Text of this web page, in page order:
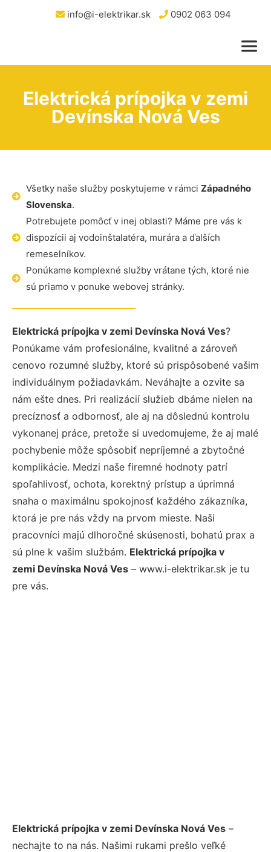
info@i-elektrikar.sk 0902 063 094
Elektrická prípojka v zemi
Devínska Nová Ves
Všetky naše služby poskytujeme v rámci Západného
Slovenska.
Potrebujete pomôcť v inej oblasti? Máme pre vás k
dispozícii aj vodoinštalatéra, murára a ďalších
remeselníkov.
Ponúkame komplexné služby vrátane tých, ktoré nie
sú priamo v ponuke webovej stránky.
Elektrická prípojka v zemi Devínska Nová Ves?
Ponúkame vám profesionálne, kvalitné a zároveň
cenovo rozumné služby, ktoré sú prispôsobené vašim
individuálnym požiadavkám. Neváhajte a ozvite sa
nám ešte dnes. Pri realizácií služieb dbáme nielen na
precíznosť a odbornosť, ale aj na dôslednú kontrolu
vykonanej práce, pretože si uvedomujeme, že aj malé
pochybenie môže spôsobiť nepríjemné a zbytočné
komplikácie. Medzi naše firemné hodnoty patrí
spoľahlivosť, ochota, korektný prístup a úprimná
snaha o maximálnu spokojnosť každého zákazníka,
ktorá je pre nás vždy na prvom mieste. Naši
pracovníci majú dlhoročné skúsenosti, bohatú prax a
sú plne k vašim službám. Elektrická prípojka v
zemi Devínska Nová Ves – www.i-elektrikar.sk je tu
pre vás.
Elektrická prípojka v zemi Devínska Nová Ves –
nechajte to na nás. Našimi rukami prešlo veľké